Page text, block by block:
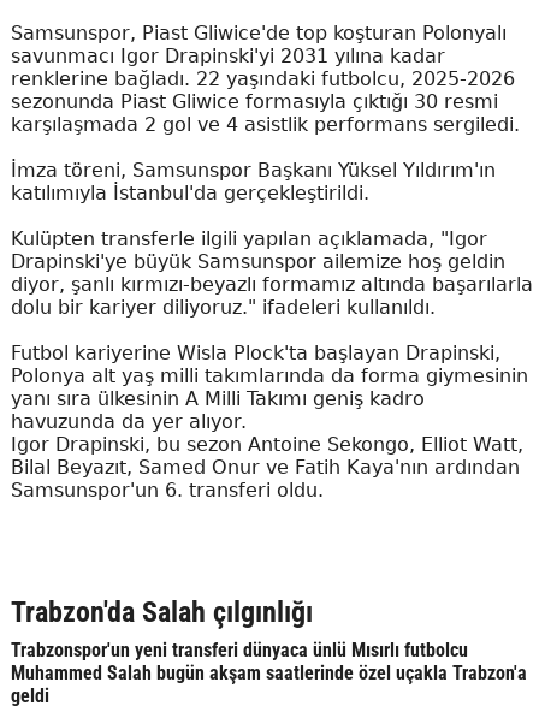
Samsunspor, Piast Gliwice'de top koşturan Polonyalı
savunmacı Igor Drapinski'yi 2031 yılına kadar
renklerine bağladı. 22 yaşındaki futbolcu, 2025-2026
sezonunda Piast Gliwice formasıyla çıktığı 30 resmi
karşılaşmada 2 gol ve 4 asistlik performans sergiledi.
İmza töreni, Samsunspor Başkanı Yüksel Yıldırım'ın
katılımıyla İstanbul'da gerçekleştirildi.
Kulüpten transferle ilgili yapılan açıklamada, "Igor
Drapinski'ye büyük Samsunspor ailemize hoş geldin
diyor, şanlı kırmızı-beyazlı formamız altında başarılarla
dolu bir kariyer diliyoruz." ifadeleri kullanıldı.
Futbol kariyerine Wisla Plock'ta başlayan Drapinski,
Polonya alt yaş milli takımlarında da forma giymesinin
yanı sıra ülkesinin A Milli Takımı geniş kadro
havuzunda da yer alıyor.
Igor Drapinski, bu sezon Antoine Sekongo, Elliot Watt,
Bilal Beyazıt, Samed Onur ve Fatih Kaya'nın ardından
Samsunspor'un 6. transferi oldu.
Trabzon'da Salah çılgınlığı
Trabzonspor'un yeni transferi dünyaca ünlü Mısırlı futbolcu
Muhammed Salah bugün akşam saatlerinde özel uçakla Trabzon'a
geldi